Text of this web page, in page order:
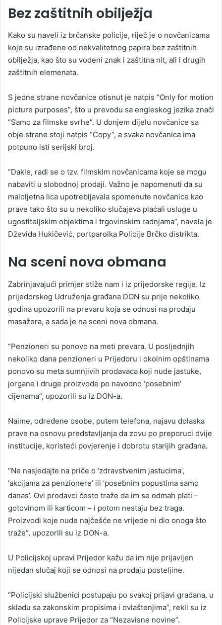
Bez zaštitnih obilježja
Kako su naveli iz brčanske policije, riječ je o novčanicama
koje su izrađene od nekvalitetnog papira bez zaštitnih
obilježja, kao što su vodeni znak i zaštitna nit, ali i drugih
zaštitnih elemenata.
S jedne strane novčanice otisnut je natpis “Only for motion
picture purposes”, što u prevodu sa engleskog jezika znači
“Samo za filmske svrhe”. U donjem dijelu novčanice sa
obje strane stoji natpis “Copy”, a svaka novčanica ima
potpuno isti serijski broj.
“Dakle, radi se o tzv. filmskim novčanicama koje se mogu
nabaviti u slobodnoj prodaji. Važno je napomenuti da su
maloljetna lica upotrebljavala spomenute novčanice kao
prave tako što su u nekoliko slučajeva plaćali usluge u
ugostiteljskim objektima i trgovinskim radnjama”, navela je
Dževida Hukičević, portparolka Policije Brčko distrikta.
Na sceni nova obmana
Zabrinjavajući primjer stiže nam i iz prijedorske regije. Iz
prijedorskog Udruženja građana DON su prije nekoliko
godina upozorili na prevaru koja se odnosi na prodaju
masažera, a sada je na sceni nova obmana.
“Penzioneri su ponovo na meti prevara. U posljednjih
nekoliko dana penzioneri u Prijedoru i okolnim opštinama
ponovo su meta sumnjivih prodavaca koji nude jastuke,
jorgane i druge proizvode po navodno ‘posebnim’
cijenama”, upozorili su iz DON-a.
Naime, određene osobe, putem telefona, najavu dolaska
prave na osnovu predstavljanja da zovu po preporuci dvije
institucije, koristeći povjerenje i dobrotu starijih građana.
“Ne nasjedajte na priče o ‘zdravstvenim jastucima’,
‘akcijama za penzionere’ ili ‘posebnim popustima samo
danas’. Ovi prodavci često traže da im se odmah plati –
gotovinom ili karticom – i potom nestaju bez traga.
Proizvodi koje nude najčešće ne vrijede ni dio onoga što
traže”, upozorili su iz DON-a.
U Policijskoj upravi Prijedor kažu da im nije prijavljen
nijedan slučaj koji se odnosi na prodaju posteljine.
“Policijski službenici postupaju po svakoj prijavi građana, u
skladu sa zakonskim propisima i ovlaštenjima”, rekli su iz
Policijske uprave Prijedor za “Nezavisne novine”.